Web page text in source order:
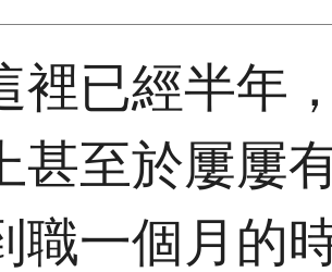
裡已經半年
甚至於屢屢
職一個月的